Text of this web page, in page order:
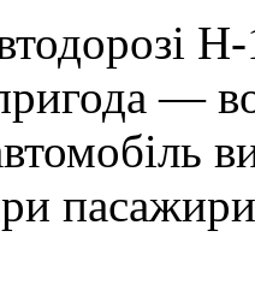
—
пасажири